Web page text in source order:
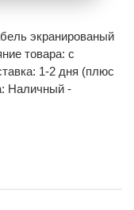
экранированый
товара: с
1-2 дня (плюс
Наличный -